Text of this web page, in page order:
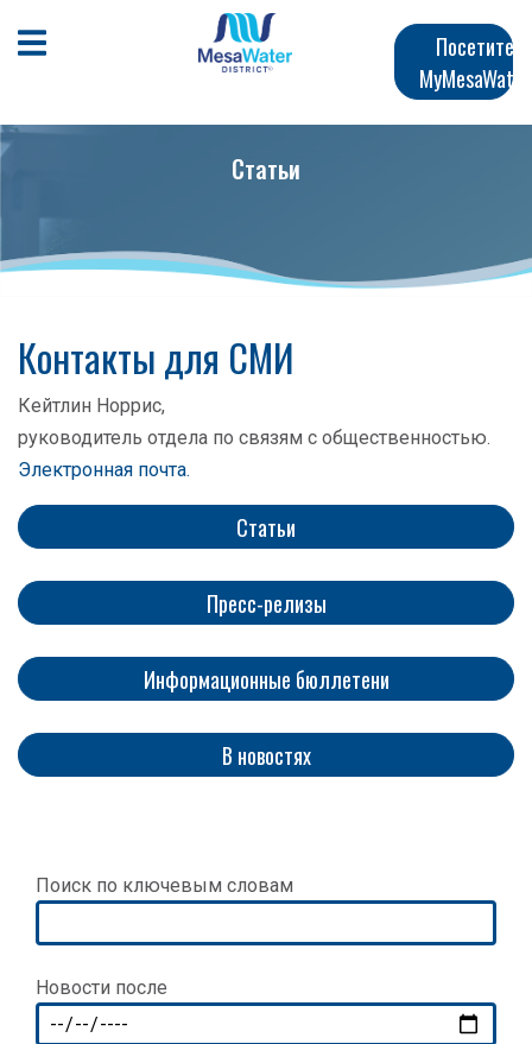
Главная
Открыть мобильное меню
Посетите
MyMesaWater
Статьи
Контакты для СМИ
Кейтлин Норрис,
руководитель отдела по связям с общественностью.
Электронная почта.
Статьи
Пресс-релизы
Информационные бюллетени
В новостях
Поиск по ключевым словам
Новости после